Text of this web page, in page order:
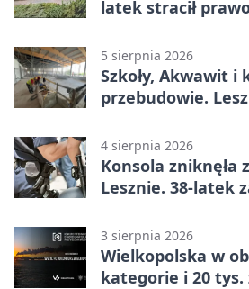
latek stracił
5 sierpnia 2026
Szkoły, Akwawit i
przebudowie.
4 sierpnia 2026
Konsola zniknęła
Lesznie. 38-latek
3 sierpnia 2026
Wielkopolska w
kategorie i 20 tys.